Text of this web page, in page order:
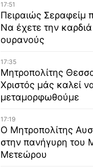
17:51
Πειραιώς Σεραφείμ
Να έχετε την
ουρανούς
17:35
Μητροπολίτης
Χριστός μάς καλεί
μεταμορφωθούμε
17:19
Ο Μητροπολίτης
στην πανήγυρη του
Μετεώρου